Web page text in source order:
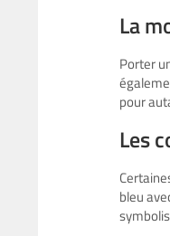
La
Porter
pour
Les
bleu